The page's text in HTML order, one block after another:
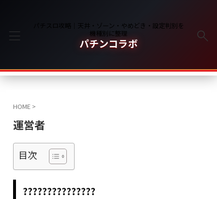
パチスロ攻略｜天井・ゾーン・やめどき・設定判別を
機種別に整理
パチンコラボ
HOME >
運営者
目次
???????????????